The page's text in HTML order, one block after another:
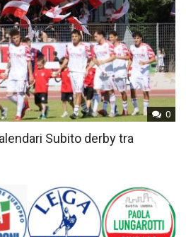
0
Subito derby tra